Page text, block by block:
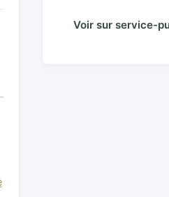
Voir sur service-